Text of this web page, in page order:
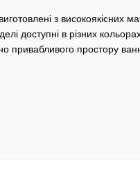
з високоякісних
доступні в різних
привабливого простору